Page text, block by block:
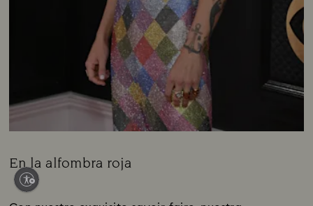
En la alfombra roja
Title:
Subtitle: